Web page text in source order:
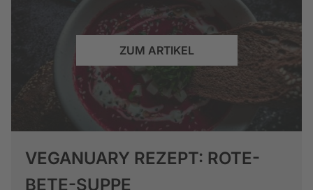
ZUM ARTIKEL
VEGANUARY REZEPT: ROTE-
BETE-SUPPE